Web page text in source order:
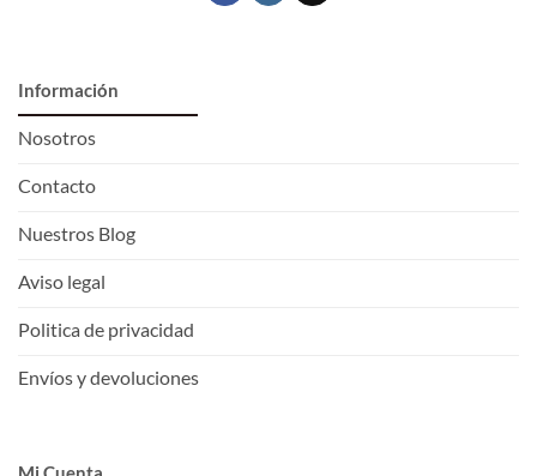
Información
Nosotros
Contacto
Nuestros Blog
Aviso legal
Politica de privacidad
Envíos y devoluciones